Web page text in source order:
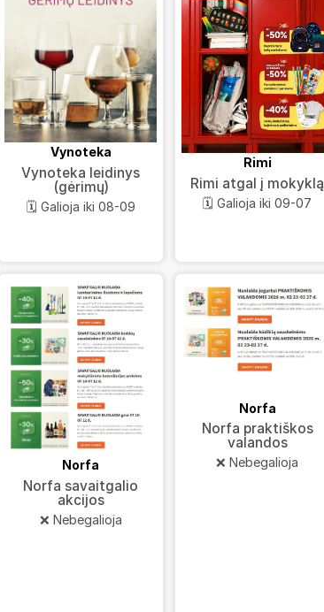
Vynoteka
Vynoteka leidinys
(gėrimų)
🗓️ Galioja iki 08-09
Rimi
Rimi atgal į mokyklą
🗓️ Galioja iki 09-07
Norfa
Norfa savaitgalio
akcijos
❌ Nebegalioja
Norfa
Norfa praktiškos
valandos
❌ Nebegalioja